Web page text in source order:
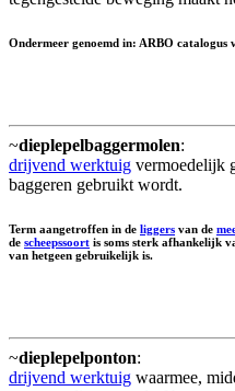
Ondermeer genoemd in: ARBO catalogus
~dieplepelbaggermolen:
drijvend werktuig vermoedelijk
baggeren gebruikt wordt.
Term aangetroffen in de liggers van de
de scheepssoort is soms sterk afhankelijk
van hetgeen gebruikelijk is.
~dieplepelponton:
drijvend werktuig waarmee,